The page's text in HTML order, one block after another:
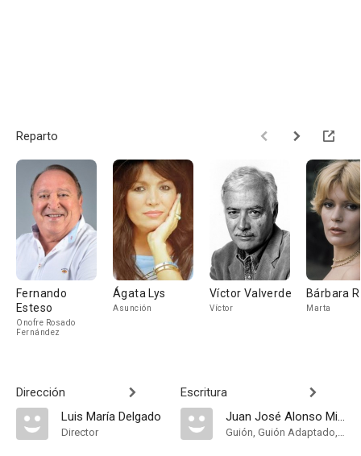
Reparto
Fernando
Esteso
Onofre Rosado
Fernández
Ágata Lys
Asunción
Víctor Valverde
Víctor
Bárbara
Marta
Dirección
Luis María Delgado
Director
Escritura
Juan José Alonso Millán
Guión, Guión Adaptado, Historia